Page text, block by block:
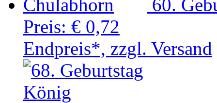
60.
Preis: € 0,72
Endpreis*, zzgl. Versand